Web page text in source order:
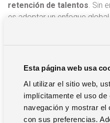
Esta página web usa
Al utilizar el sitio web,
implícitamente el uso
navegación y mostrar el
con sus preferencias.
retención de talentos. Sin
es adoptar un enfoque
no limitarse únicamente a
Hay empresas que pueden
para favorecer que los
una mejor retribución por su
mejora de las condiciones
que existiera un mal clima
profesionales no vean